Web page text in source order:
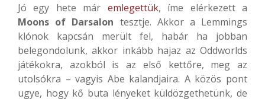
Jó egy hete már emlegettük, íme elérkezett a
Moons of Darsalon tesztje. Akkor a Lemmings
klónok kapcsán merült fel, habár ha jobban
belegondolunk, akkor inkább hajaz az Oddworlds
játékokra, azokból is az első kettőre, meg az
utolsókra – vagyis Abe kalandjaira. A közös pont
ugye, hogy kő buta lényeket küldözgethetünk, de